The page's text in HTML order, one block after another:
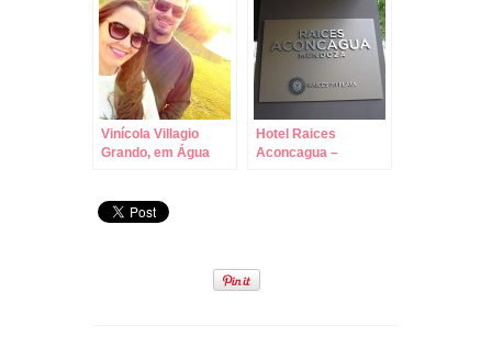
Mendoza!
Vinícola Villagio
Grando, em Água
Hotel Raices
Aconcagua –